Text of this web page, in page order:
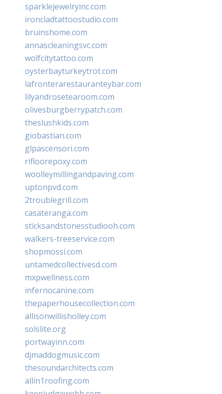
sparklejewelryinc.com
ironcladtattoostudio.com
bruinshome.com
annascleaningsvc.com
wolfcitytattoo.com
oysterbayturkeytrot.com
lafronterarestauranteybar.com
lilyandrosetearoom.com
olivesburgberrypatch.com
theslushkids.com
giobastian.com
glpascensori.com
rifloorepoxy.com
woolleymillingandpaving.com
uptonpvd.com
2troublegrill.com
casateranga.com
sticksandstonesstudiooh.com
walkers-treeservice.com
shopmossi.com
untamedcollectivesd.com
mxpwellness.com
infernocanine.com
thepaperhousecollection.com
allisonwillisholley.com
solslite.org
portwayinn.com
djmaddogmusic.com
thesoundarchitects.com
allin1roofing.com